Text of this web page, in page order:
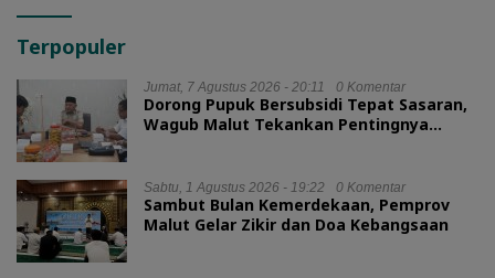
Terpopuler
Jumat, 7 Agustus 2026 - 20:11 0 Komentar
Dorong Pupuk Bersubsidi Tepat Sasaran,
Wagub Malut Tekankan Pentingnya
Sabtu, 1 Agustus 2026 - 19:22 0 Komentar
Sambut Bulan Kemerdekaan, Pemprov
Malut Gelar Zikir dan Doa Kebangsaan